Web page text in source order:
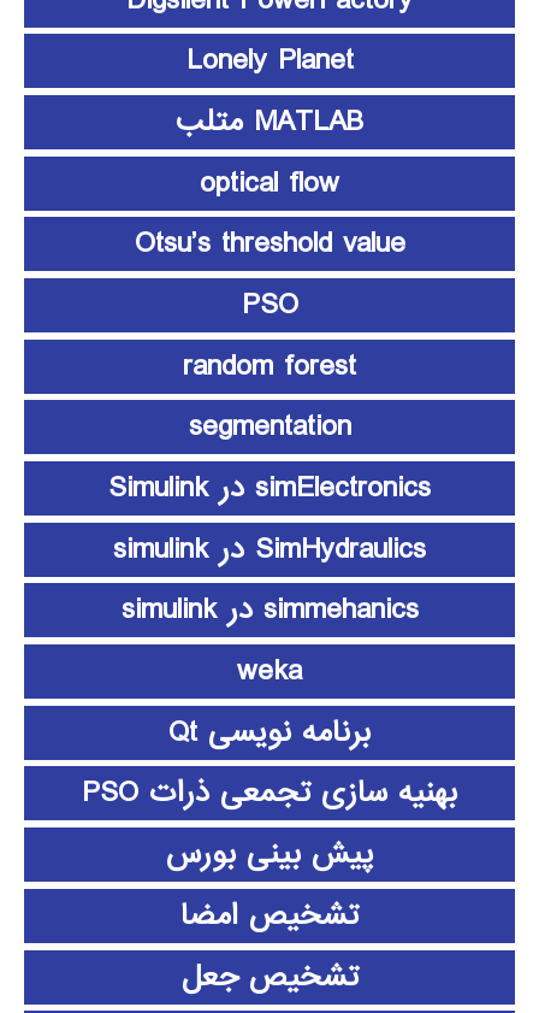
Lonely Planet
MATLAB متلب
optical flow
Otsu’s threshold value
PSO
random forest
segmentation
simElectronics در Simulink
SimHydraulics در simulink
simmehanics در simulink
weka
برنامه نویسی Qt
بهنیه سازی تجمعی ذرات PSO
پیش بینی بورس
تشخیص امضا
تشخیص جعل